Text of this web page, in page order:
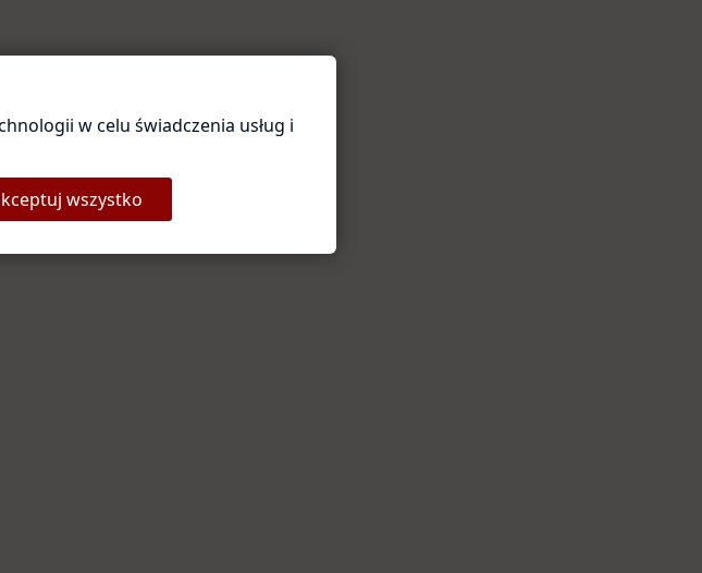
tak
stronę — zwykle to
Strona główna
w celu świadczenia usług i
wszystko